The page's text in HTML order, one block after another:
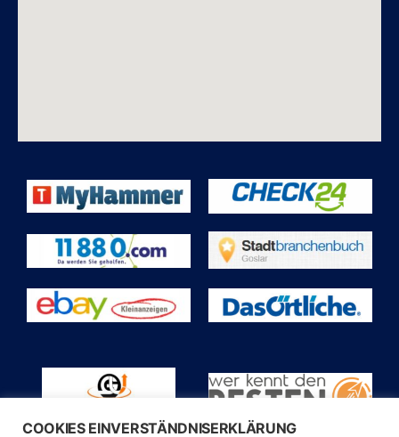
COOKIES EINVERSTÄNDNISERKLÄRUNG